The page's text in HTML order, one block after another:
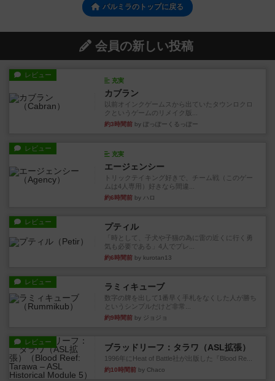
パルミラのトップに戻る
会員の新しい投稿
レビュー
充実
カブラン
以前オインクゲームスから出ていたタウンロクロ
クというゲームのリメイク版...
約3時間前 by ぽっぽーくるっぽー
レビュー
充実
エージェンシー
トリックテイキング好きで、チーム戦（このゲー
ムは4人専用）好きなら間違...
約6時間前 by ハロ
レビュー プティル
「時として、子犬や子猫の為に雷の近くに行く勇
気も必要である」4人でプレ...
約6時間前 by kurotan13
レビュー ラミィキューブ
数字の牌を出して1番早く手札をなくした人が勝ち
というシンプルだけど非常...
約9時間前 by ジョジョ
レビュー
ブラッドリーフ：タラワ（ASL拡張）
1996年にHeat of Battle社が出版した『Blood Re...
約10時間前 by Chaco